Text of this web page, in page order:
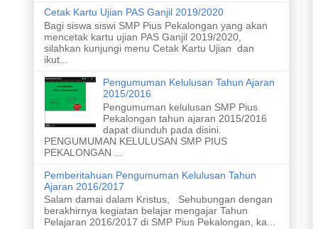
Cetak Kartu Ujian PAS Ganjil 2019/2020
Bagi siswa siswi SMP Pius Pekalongan yang akan
mencetak kartu ujian PAS Ganjil 2019/2020,
silahkan kunjungi menu Cetak Kartu Ujian dan
ikut...
Pengumuman Kelulusan Tahun Ajaran
2015/2016
Pengumuman kelulusan SMP Pius
Pekalongan tahun ajaran 2015/2016
dapat diunduh pada disini.
PENGUMUMAN KELULUSAN SMP PIUS
PEKALONGAN ...
Pemberitahuan Pengumuman Kelulusan Tahun
Ajaran 2016/2017
Salam damai dalam Kristus, Sehubungan dengan
berakhirnya kegiatan belajar mengajar Tahun
Pelajaran 2016/2017 di SMP Pius Pekalongan, ka...